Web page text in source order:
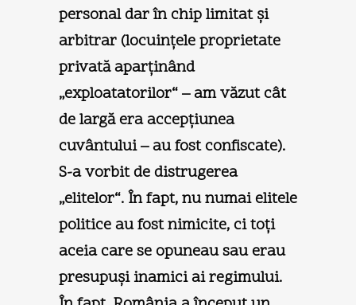
personal dar în chip limitat şi
arbitrar (locuinţele proprietate
privată aparţinând
„exploatatorilor“ – am văzut cât
de largă era accepţiunea
cuvântului – au fost confiscate).
S-a vorbit de distrugerea
„elitelor“. În fapt, nu numai elitele
politice au fost nimicite, ci toţi
aceia care se opuneau sau erau
presupuşi inamici ai regimului.